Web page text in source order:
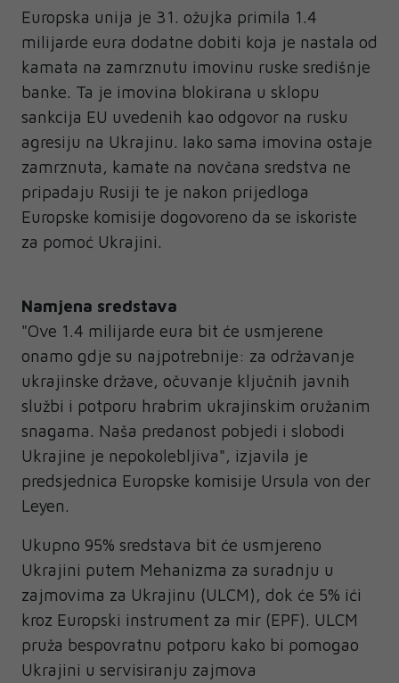
Europska unija je 31. ožujka primila 1.4
milijarde eura dodatne dobiti koja je nastala od
kamata na zamrznutu imovinu ruske središnje
banke. Ta je imovina blokirana u sklopu
sankcija EU uvedenih kao odgovor na rusku
agresiju na Ukrajinu. Iako sama imovina ostaje
zamrznuta, kamate na novčana sredstva ne
pripadaju Rusiji te je nakon prijedloga
Europske komisije dogovoreno da se iskoriste
za pomoć Ukrajini.
Namjena sredstava
"Ove 1.4 milijarde eura bit će usmjerene
onamo gdje su najpotrebnije: za održavanje
ukrajinske države, očuvanje ključnih javnih
službi i potporu hrabrim ukrajinskim oružanim
snagama. Naša predanost pobjedi i slobodi
Ukrajine je nepokolebljiva", izjavila je
predsjednica Europske komisije Ursula von der
Leyen.
Ukupno 95% sredstava bit će usmjereno
Ukrajini putem Mehanizma za suradnju u
zajmovima za Ukrajinu (ULCM), dok će 5% ići
kroz Europski instrument za mir (EPF). ULCM
pruža bespovratnu potporu kako bi pomogao
Ukrajini u servisiranju zajmova